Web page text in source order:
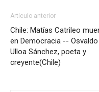
Artículo anterior
Chile: Matías Catrileo
en Democracia -- Osvaldo
Ulloa Sánchez, poeta y
creyente(Chile)